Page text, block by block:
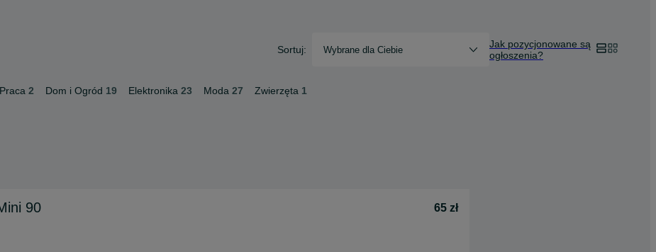
Sortuj: Wybrane dla Ciebie
Jak pozycjonowane są
ogłoszenia?
Praca 2 Dom i Ogród 19 Elektronika 23 Moda 27 Zwierzęta 1
90
65 zł